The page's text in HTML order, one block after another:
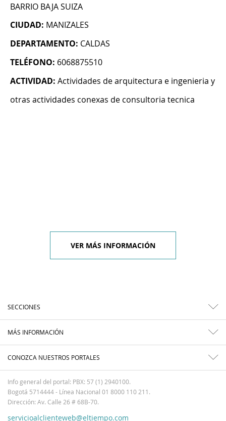
BARRIO BAJA SUIZA
CIUDAD: MANIZALES
DEPARTAMENTO: CALDAS
TELÉFONO: 6068875510
ACTIVIDAD: Actividades de arquitectura e ingenieria y
otras actividades conexas de consultoria tecnica
VER MÁS INFORMACIÓN
SECCIONES
MÁS INFORMACIÓN
CONOZCA NUESTROS PORTALES
Info general del portal: PBX: 57 (1) 2940100.
Bogotá 5714444 - Línea Nacional 01 8000 110 211.
Dirección: Av. Calle 26 # 68B-70.
servicioalclienteweb@eltiempo.com